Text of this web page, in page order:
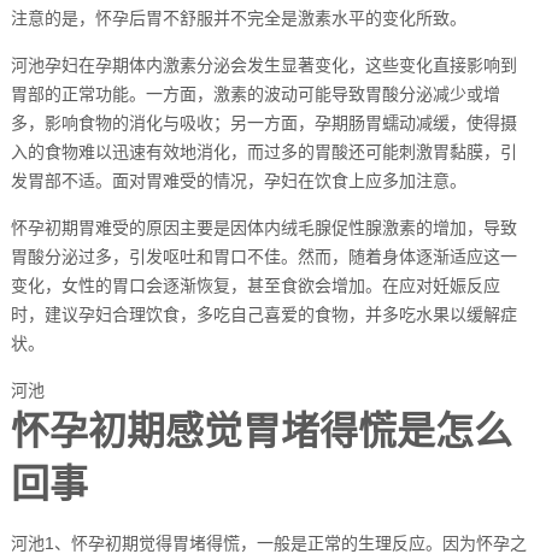
注意的是，怀孕后胃不舒服并不完全是激素水平的变化所致。
河池孕妇在孕期体内激素分泌会发生显著变化，这些变化直接影响到
胃部的正常功能。一方面，激素的波动可能导致胃酸分泌减少或增
多，影响食物的消化与吸收；另一方面，孕期肠胃蠕动减缓，使得摄
入的食物难以迅速有效地消化，而过多的胃酸还可能刺激胃黏膜，引
发胃部不适。面对胃难受的情况，孕妇在饮食上应多加注意。
怀孕初期胃难受的原因主要是因体内绒毛腺促性腺激素的增加，导致
胃酸分泌过多，引发呕吐和胃口不佳。然而，随着身体逐渐适应这一
变化，女性的胃口会逐渐恢复，甚至食欲会增加。在应对妊娠反应
时，建议孕妇合理饮食，多吃自己喜爱的食物，并多吃水果以缓解症
状。
河池
怀孕初期感觉胃堵得慌是怎么
回事
河池1、怀孕初期觉得胃堵得慌，一般是正常的生理反应。因为怀孕之